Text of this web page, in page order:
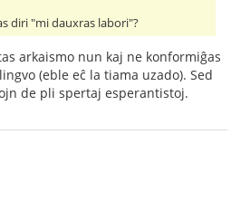
diri "mi dauxras labori"?
arkaismo nun kaj ne konformiĝas
(eble eĉ la tiama uzado). Sed
de pli spertaj esperantistoj.